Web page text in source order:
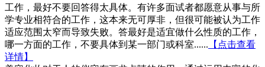
工作，最好不要回答得太具体。有许多面试者都愿意从事与所
学专业相符合的工作，这本来无可厚非，但很可能被认为工作
适应范围太窄而导致失败。答最好是适宜做什么性质的工作，
哪一方面的工作，不要具体到某一部门或科室...... 【点击查看
详情】